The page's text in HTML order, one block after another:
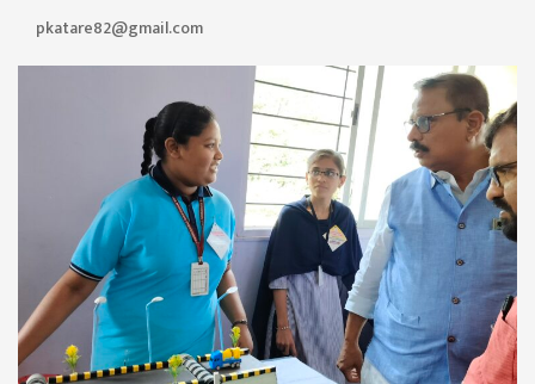
pkatare82@gmail.com